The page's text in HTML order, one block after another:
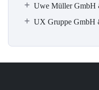
Uwe Müller GmbH
UX Gruppe GmbH